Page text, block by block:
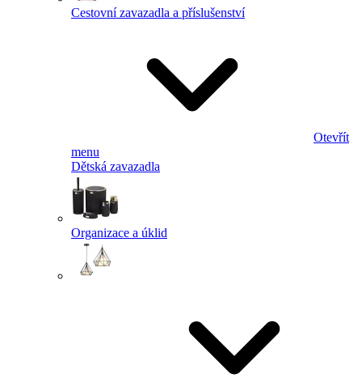
Cestovní zavazadla a příslušenství
Otevřít
menu
Dětská zavazadla
Organizace a úklid